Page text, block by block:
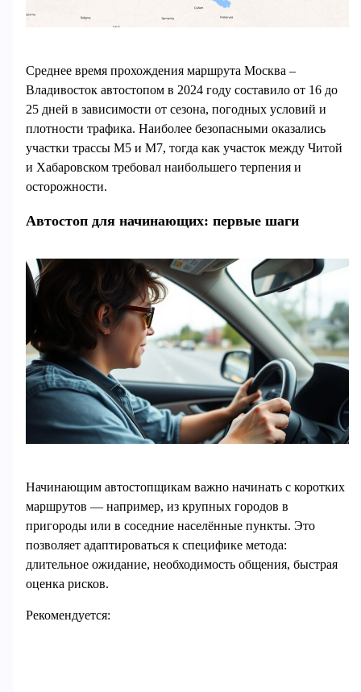
Среднее время прохождения маршрута Москва –
Владивосток автостопом в 2024 году составило от 16 до
25 дней в зависимости от сезона, погодных условий и
плотности трафика. Наиболее безопасными оказались
участки трассы М5 и М7, тогда как участок между Читой
и Хабаровском требовал наибольшего терпения и
осторожности.
Автостоп для начинающих: первые шаги
Начинающим автостопщикам важно начинать с коротких
маршрутов — например, из крупных городов в
пригороды или в соседние населённые пункты. Это
позволяет адаптироваться к специфике метода:
длительное ожидание, необходимость общения, быстрая
оценка рисков.
Рекомендуется: